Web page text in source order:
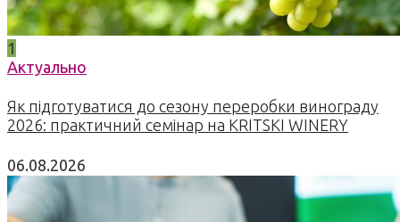
1
Актуально
Як підготуватися до сезону переробки винограду
2026: практичний семінар на KRITSKI WINERY
06.08.2026